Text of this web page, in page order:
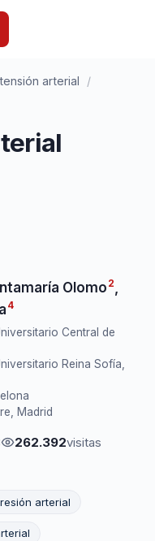
arterial
/
Olomo 2
4
Central de
Reina Sofía,
Madrid
262.392visitas
arterial